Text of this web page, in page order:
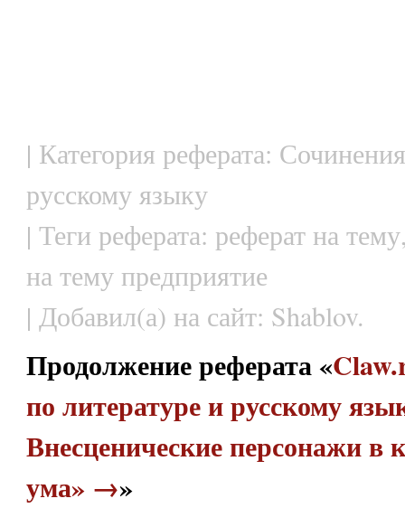
| Категория реферата:
русскому языку
| Теги реферата: реферат на
на тему предприятие
| Добавил(а) на сайт: Shablov.
Продолжение реферата «
по литературе и русскому
Внесценические персонажи в
ума» →»